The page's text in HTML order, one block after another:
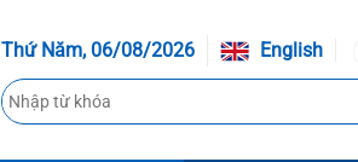
Thứ Năm, 06/08/2026 English